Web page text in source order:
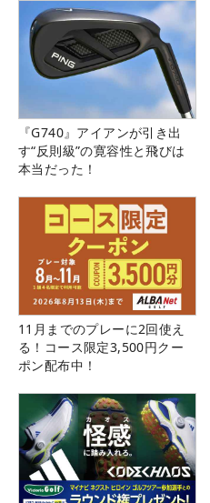
『G740』アイアンが引き出
す“反則級”の寛容性と飛びは
本当だった！
11月までのプレーに2回使え
る！コース限定3,500円クー
ポン配布中！